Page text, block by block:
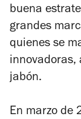
buena
grandes
quienes se
innovadoras,
jabón.
En marzo de